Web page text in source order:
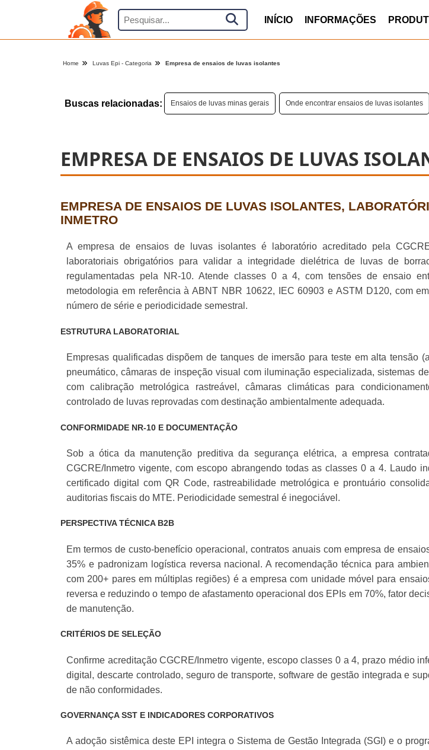
INÍCIO INFORMAÇÕES
Home Luvas Epi - Categoria Empresa de ensaios de luvas isolantes
Buscas relacionadas: Ensaios de luvas minas gerais Onde encontrar ensaios de luvas isolantes
EMPRESA DE ENSAIOS DE LUVAS
EMPRESA DE ENSAIOS DE LUVAS ISOLANTES,
INMETRO
A empresa de ensaios de luvas isolantes é laboratório acreditado pela
laboratoriais obrigatórios para validar a integridade dielétrica de luvas de
regulamentadas pela NR-10. Atende classes 0 a 4, com tensões de ensaio
metodologia em referência à ABNT NBR 10622, IEC 60903 e ASTM D120, com
número de série e periodicidade semestral.
ESTRUTURA LABORATORIAL
Empresas qualificadas dispõem de tanques de imersão para teste em alta tensão
pneumático, câmaras de inspeção visual com iluminação especializada, sistemas
com calibração metrológica rastreável, câmaras climáticas para
controlado de luvas reprovadas com destinação ambientalmente adequada.
CONFORMIDADE NR-10 E DOCUMENTAÇÃO
Sob a ótica da manutenção preditiva da segurança elétrica, a empresa
CGCRE/Inmetro vigente, com escopo abrangendo todas as classes 0 a 4. Laudo
certificado digital com QR Code, rastreabilidade metrológica e prontuário
auditorias fiscais do MTE. Periodicidade semestral é inegociável.
PERSPECTIVA TÉCNICA B2B
Em termos de custo-benefício operacional, contratos anuais com empresa de
35% e padronizam logística reversa nacional. A recomendação técnica para
com 200+ pares em múltiplas regiões) é a empresa com unidade móvel para
reversa e reduzindo o tempo de afastamento operacional dos EPIs em 70%, fator
de manutenção.
CRITÉRIOS DE SELEÇÃO
Confirme acreditação CGCRE/Inmetro vigente, escopo classes 0 a 4, prazo médio
digital, descarte controlado, seguro de transporte, software de gestão integrada e
de não conformidades.
GOVERNANÇA SST E INDICADORES CORPORATIVOS
A adoção sistêmica deste EPI integra o Sistema de Gestão Integrada (SGI) e o